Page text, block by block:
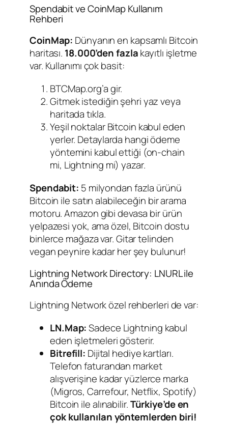
Spendabit ve CoinMap Kullanım
Rehberi
CoinMap: Dünyanın en kapsamlı Bitcoin
haritası. 18.000’den fazlakayıtlı işletme
var. Kullanımı çok basit:
BTCMap.org’a gir.
Gitmek istediğin şehri yaz veya
haritada tıkla.
Yeşil noktalar Bitcoin kabul eden
yerler. Detaylarda hangi ödeme
yöntemini kabul ettiği (on-chain
mi, Lightning mi) yazar.
Spendabit: 5 milyondan fazla ürünü
Bitcoin ile satın alabileceğin bir arama
motoru. Amazon gibi devasa bir ürün
yelpazesi yok, ama özel, Bitcoin dostu
binlerce mağaza var. Gitar telinden
vegan peynire kadar her şey bulunur!
Lightning Network Directory: LNURL ile
Anında Ödeme
Lightning Network özel rehberleri de var:
LN.Map:Sadece Lightning kabul
eden işletmeleri gösterir.
Bitrefill: Dijital hediye kartları.
Telefon faturandan market
alışverişine kadar yüzlerce marka
(Migros, Carrefour, Netflix, Spotify)
Bitcoin ile alınabilir.Türkiye’de en
çok kullanılan yöntemlerden biri!